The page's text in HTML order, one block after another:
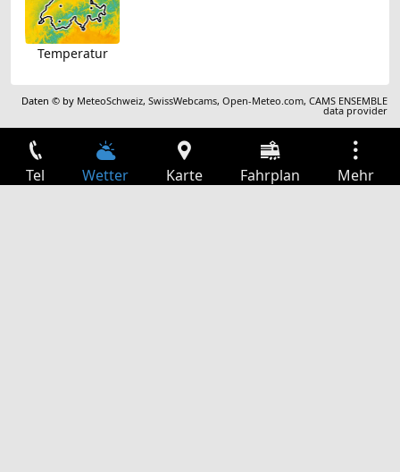
Temperatur
Daten © by MeteoSchweiz,SwissWebcams,Open-Meteo.com,CAMS ENSEMBLE
data provider
Tel Wetter Karte Fahrplan Mehr